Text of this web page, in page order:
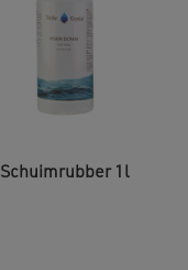
Schuimrubber 1l